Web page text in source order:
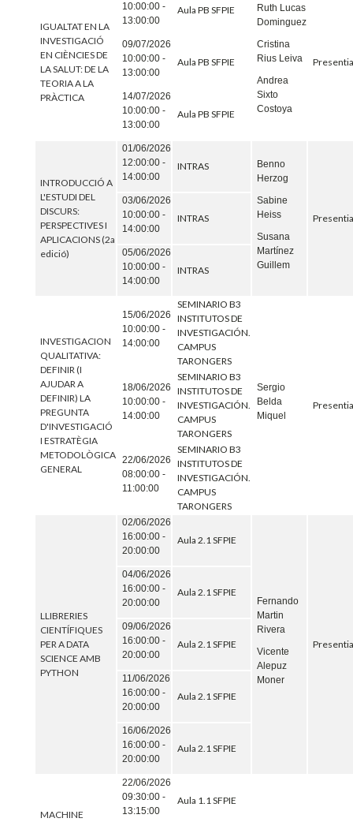
IGUALTAT EN LA
INVESTIGACIÓ
EN CIÈNCIES DE
LA SALUT: DE LA
TEORIA A LA
PRÀCTICA
10:00:00 -
13:00:00
Aula PB SFPIE
Ruth Lucas
Dominguez
Cristina
Rius Leiva
Andrea
Sixto
Costoya
09/07/2026
10:00:00 -
13:00:00
Aula PB SFPIE
14/07/2026
10:00:00 -
13:00:00
Aula PB SFPIE
INTRODUCCIÓ A
L'ESTUDI DEL
DISCURS:
PERSPECTIVES I
APLICACIONS (2a
edició)
01/06/2026
12:00:00 -
14:00:00
INTRAS
Benno
Herzog
Sabine
Heiss
Susana
Martínez
Guillem
03/06/2026
10:00:00 -
14:00:00
INTRAS
05/06/2026
10:00:00 -
14:00:00
INTRAS
INVESTIGACION
QUALITATIVA:
DEFINIR (I
AJUDAR A
DEFINIR) LA
PREGUNTA
D'INVESTIGACIÓ
I ESTRATÈGIA
METODOLÒGICA
GENERAL
15/06/2026
10:00:00 -
14:00:00
SEMINARIO B3
INSTITUTOS DE
INVESTIGACIÓN.
CAMPUS
TARONGERS
Sergio
Belda
Miquel
18/06/2026
10:00:00 -
14:00:00
SEMINARIO B3
INSTITUTOS DE
INVESTIGACIÓN.
CAMPUS
TARONGERS
22/06/2026
08:00:00 -
11:00:00
SEMINARIO B3
INSTITUTOS DE
INVESTIGACIÓN.
CAMPUS
TARONGERS
LLIBRERIES
CIENTÍFIQUES
PER A DATA
SCIENCE AMB
PYTHON
02/06/2026
16:00:00 -
20:00:00
Aula 2.1 SFPIE
Fernando
Martin
Rivera
Vicente
Alepuz
Moner
04/06/2026
16:00:00 -
20:00:00
Aula 2.1 SFPIE
09/06/2026
16:00:00 -
20:00:00
Aula 2.1 SFPIE
11/06/2026
16:00:00 -
20:00:00
Aula 2.1 SFPIE
16/06/2026
16:00:00 -
20:00:00
Aula 2.1 SFPIE
MACHINE
22/06/2026
09:30:00 -
13:15:00
Aula 1.1 SFPIE